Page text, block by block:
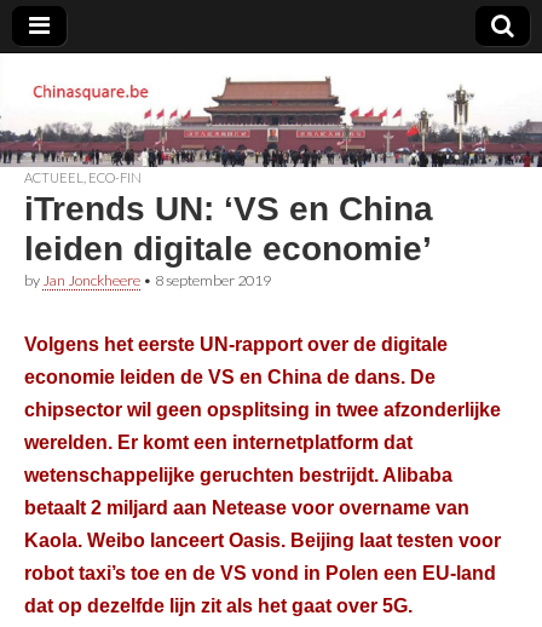
Chinasquare.be
ACTUEEL ECO-FIN
iTrends UN: ‘VS en China
leiden digitale economie’
by Jan Jonckheere • 8 september 2019
Volgens het eerste UN-rapport over de digitale
economie leiden de VS en China de dans. De
chipsector wil geen opsplitsing in twee afzonderlijke
werelden. Er komt een internetplatform dat
wetenschappelijke geruchten bestrijdt. Alibaba
betaalt 2 miljard aan Netease voor overname van
Kaola. Weibo lanceert Oasis. Beijing laat testen voor
robot taxi’s toe en de VS vond in Polen een EU-land
dat op dezelfde lijn zit als het gaat over 5G.